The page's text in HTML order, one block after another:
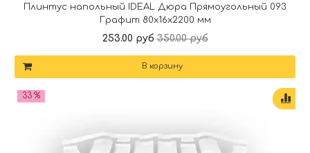
Плинтус напольный IDEAL Дюра Прямоугольный 093
Графит 80x16x2200 мм
253.00 руб 350.00 руб
В корзину
33 %